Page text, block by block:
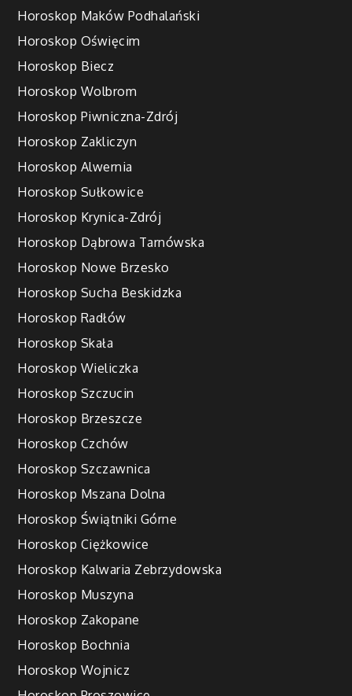
Horoskop Maków Podhalański
Horoskop Oświęcim
Horoskop Biecz
Horoskop Wolbrom
Horoskop Piwniczna-Zdrój
Horoskop Zakliczyn
Horoskop Alwernia
Horoskop Sułkowice
Horoskop Krynica-Zdrój
Horoskop Dąbrowa Tarnówska
Horoskop Nowe Brzesko
Horoskop Sucha Beskidzka
Horoskop Radłów
Horoskop Skała
Horoskop Wieliczka
Horoskop Szczucin
Horoskop Brzeszcze
Horoskop Czchów
Horoskop Szczawnica
Horoskop Mszana Dolna
Horoskop Świątniki Górne
Horoskop Ciężkowice
Horoskop Kalwaria Zebrzydowska
Horoskop Muszyna
Horoskop Zakopane
Horoskop Bochnia
Horoskop Wojnicz